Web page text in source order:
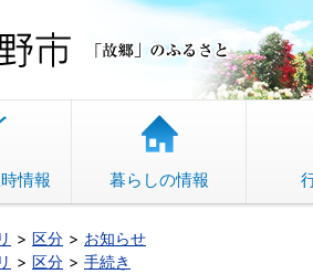
中野市
情報 暮らしの情報
区分
お知らせ
区分
手続き